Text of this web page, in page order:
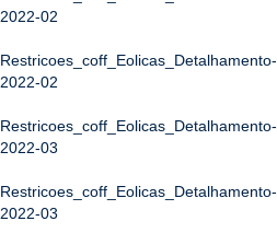
2022-02
Restricoes_coff_Eolicas_Detalhamento-
2022-02
Restricoes_coff_Eolicas_Detalhamento-
2022-03
Restricoes_coff_Eolicas_Detalhamento-
2022-03